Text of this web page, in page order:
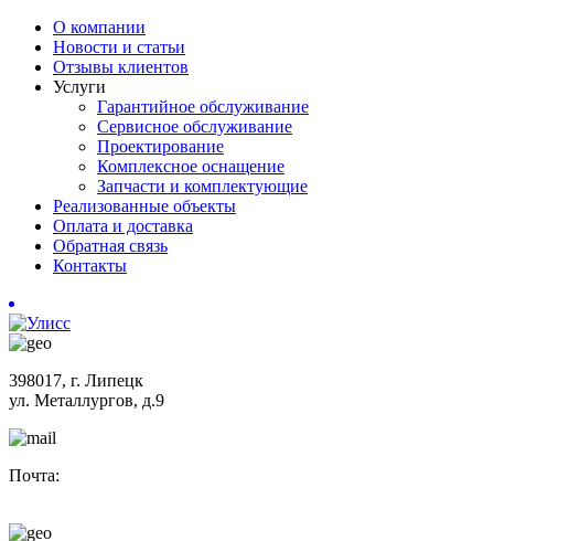
О компании
Новости и статьи
Отзывы клиентов
Услуги
Гарантийное обслуживание
Сервисное обслуживание
Проектирование
Комплексное оснащение
Запчасти и комплектующие
Реализованные объекты
Оплата и доставка
Обратная связь
Контакты
398017, г. Липецк
ул. Металлургов, д.9
Почта: